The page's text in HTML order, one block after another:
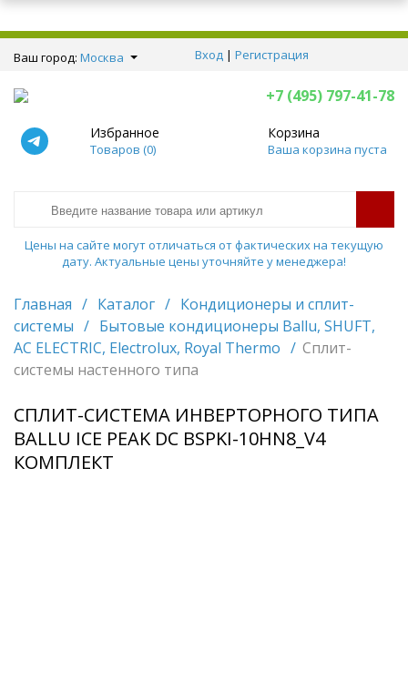
Ваш город: Москва Вход | Регистрация
+7 (495) 797-41-78
Избранное
Товаров (0)
Корзина
Ваша корзина пуста
Цены на сайте могут отличаться от фактических на текущую
дату. Актуальные цены уточняйте у менеджера!
Главная / Каталог / Кондиционеры и сплит-
системы / Бытовые кондиционеры Ballu, SHUFT,
AC ELECTRIC, Electrolux, Royal Thermo / Сплит-
системы настенного типа
СПЛИТ-СИСТЕМА ИНВЕРТОРНОГО ТИПА
BALLU ICE PEAK DC BSPKI-10HN8_V4
КОМПЛЕКТ